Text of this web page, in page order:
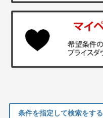
条件を指定して検索をする